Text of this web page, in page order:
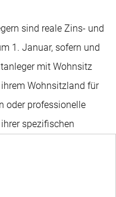
sind reale Zins- und
1. Januar, sofern und
mit Wohnsitz
Wohnsitzland für
oder professionelle
spezifischen